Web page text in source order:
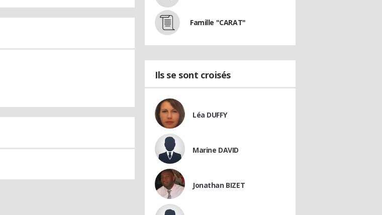
Famille "CARAT"
Ils se sont croisés
Léa DUFFY
Marine DAVID
Jonathan BIZET